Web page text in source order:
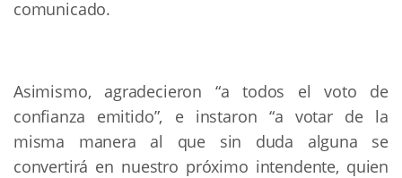
comunicado.
Asimismo, agradecieron “a todos el voto de
confianza emitido”, e instaron “a votar de la
misma manera al que sin duda alguna se
convertirá en nuestro próximo intendente, quien